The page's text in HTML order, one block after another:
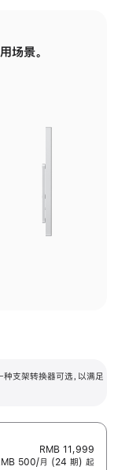
场景。
支架转换器可选，以满足
RMB 11,999
500/月 (24 期) 起